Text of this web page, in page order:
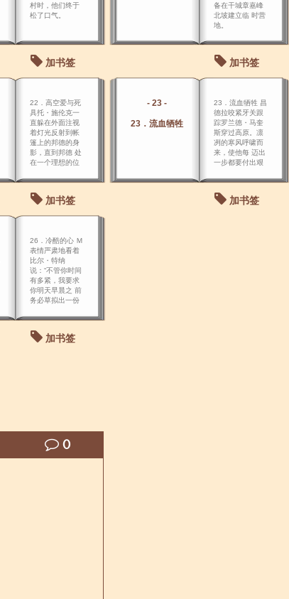
村时，他们终于
松了口气。
加书签
备在干城章嘉峰
北坡建立临 时营
地。
加书签
22．高空爱与死
具托・施伦克一
直躲在外面注视
着灯光反射到帐
篷上的邦德的身
影，直到邦德 处
在一个理想的位
加书签
- 23 -
23．流血牺牲
23．流血牺牲 昌
德拉咬紧牙关跟
踪罗兰德・马奎
斯穿过高原。凛
冽的寒风呼啸而
来，使他每 迈出
一步都要付出艰
加书签
26．冷酷的心 Ｍ
表情严肃地看着
比尔・特纳
说：“不管你时间
有多紧，我要求
你明天早晨之 前
务必草拟出一份
议书放在我桌
上！” “是，夫人。
加书签
0